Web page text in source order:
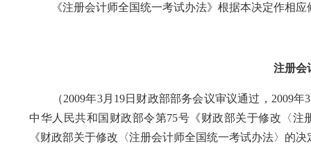
《注册会计师全国统一考试办法》根据本决定作相
注册会
（2009年3月19日财政部部务会议审议通过，2009年3
中华人民共和国财政部令第75号《财政部关于修改〈
《财政部关于修改〈注册会计师全国统一考试办法〉的